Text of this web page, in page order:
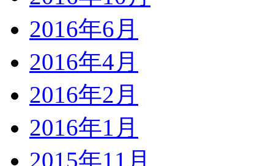
2016年6月
2016年4月
2016年2月
2016年1月
2015年11月